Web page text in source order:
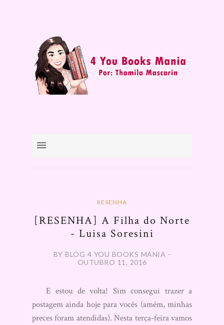
RESENHA
[RESENHA] A Filha do Norte
- Luisa Soresini
BY BLOG 4 YOU BOOKS MANIA -
OUTUBRO 11, 2016
E estou de volta! Sim consegui trazer a
postagem ainda hoje para vocês (amém, minhas
preces foram atendidas). Nesta terça-feira vamos